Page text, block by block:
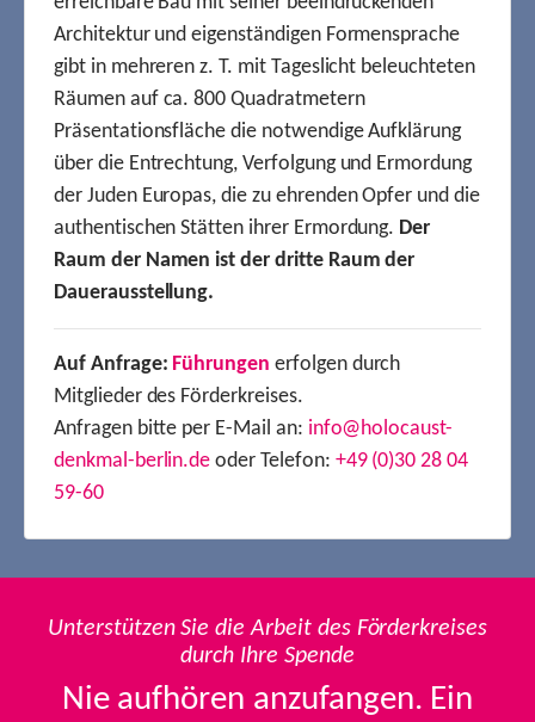
Architektur und eigenständigen Formensprache
gibt in mehreren z. T. mit Tageslicht beleuchteten
Räumen auf ca. 800 Quadratmetern
Präsentationsfläche die notwendige Aufklärung
über die Entrechtung, Verfolgung und Ermordung
der Juden Europas, die zu ehrenden Opfer und die
authentischen Stätten ihrer Ermordung. Der
Raum der Namen ist der dritte Raum der
Dauerausstellung.
Auf Anfrage: Führungen erfolgen durch
Mitglieder des Förderkreises.
Anfragen bitte per E-Mail an: info@holocaust-
denkmal-berlin.de oder Telefon: +49 (0)30 28 04
59-60
Unterstützen Sie die Arbeit des Förderkreises
durch Ihre Spende
Nie aufhören anzufangen. Ein